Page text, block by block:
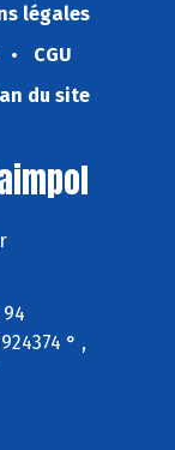
légales
CGU
du site
° ,